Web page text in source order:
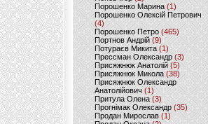
Порошенко Марина (1)
Порошенко Олексій Петрович
(4)
Порошенко Петро (465)
Портнов Андрій (9)
Потураєв Микита(1)
Прессман Олександр(3)
Присяжнюк Анатолій (5)
Присяжнюк Микола (38)
Присяжнюк Олександр
Анатолійович (1)
Притула Олена (3)
Прогнімак Олександр(35)
Продан Мирослав(1)